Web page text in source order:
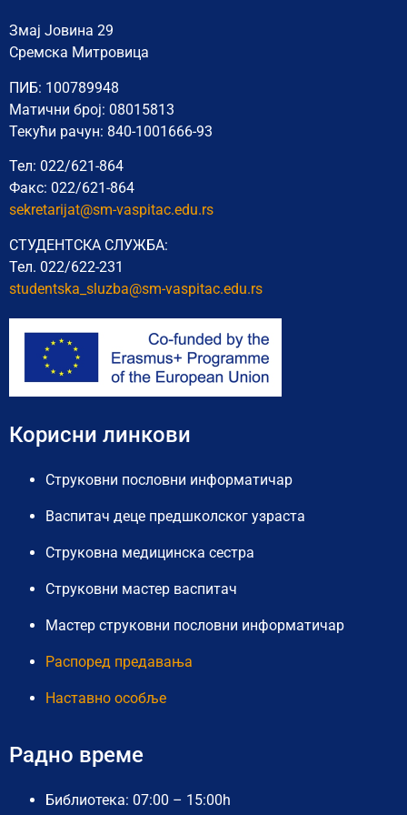
Змај Јовина 29
Сремска Митровица
ПИБ: 100789948
Матични број: 08015813
Текући рачун: 840-1001666-93
Тел: 022/621-864
Факс: 022/621-864
sekretarijat@sm-vaspitac.edu.rs
СТУДЕНТСКА СЛУЖБА:
Тел. 022/622-231
studentska_sluzba@sm-vaspitac.edu.rs
Корисни линкови
Струковни пословни информатичар
Васпитач деце предшколског узраста
Струковна медицинска сестра
Струковни мастер васпитач
Мастер струковни пословни информатичар
Распоред предавања
Наставно особље
Радно време
Библиотека: 07:00 – 15:00h